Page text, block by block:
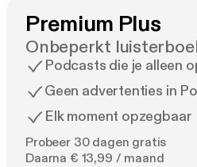
Premium Plus
Onbeperkt
Podcasts die je alleen
Geen advertenties in
Elk moment opzegbaar
Probeer 30 dagen gratis
Daarna € 13,99 / maand